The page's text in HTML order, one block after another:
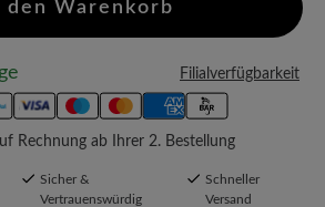
den Warenkorb
Filialverfügbarkeit
Rechnung ab Ihrer 2. Bestellung
Sicher &
Vertrauenswürdig
Schneller
Versand